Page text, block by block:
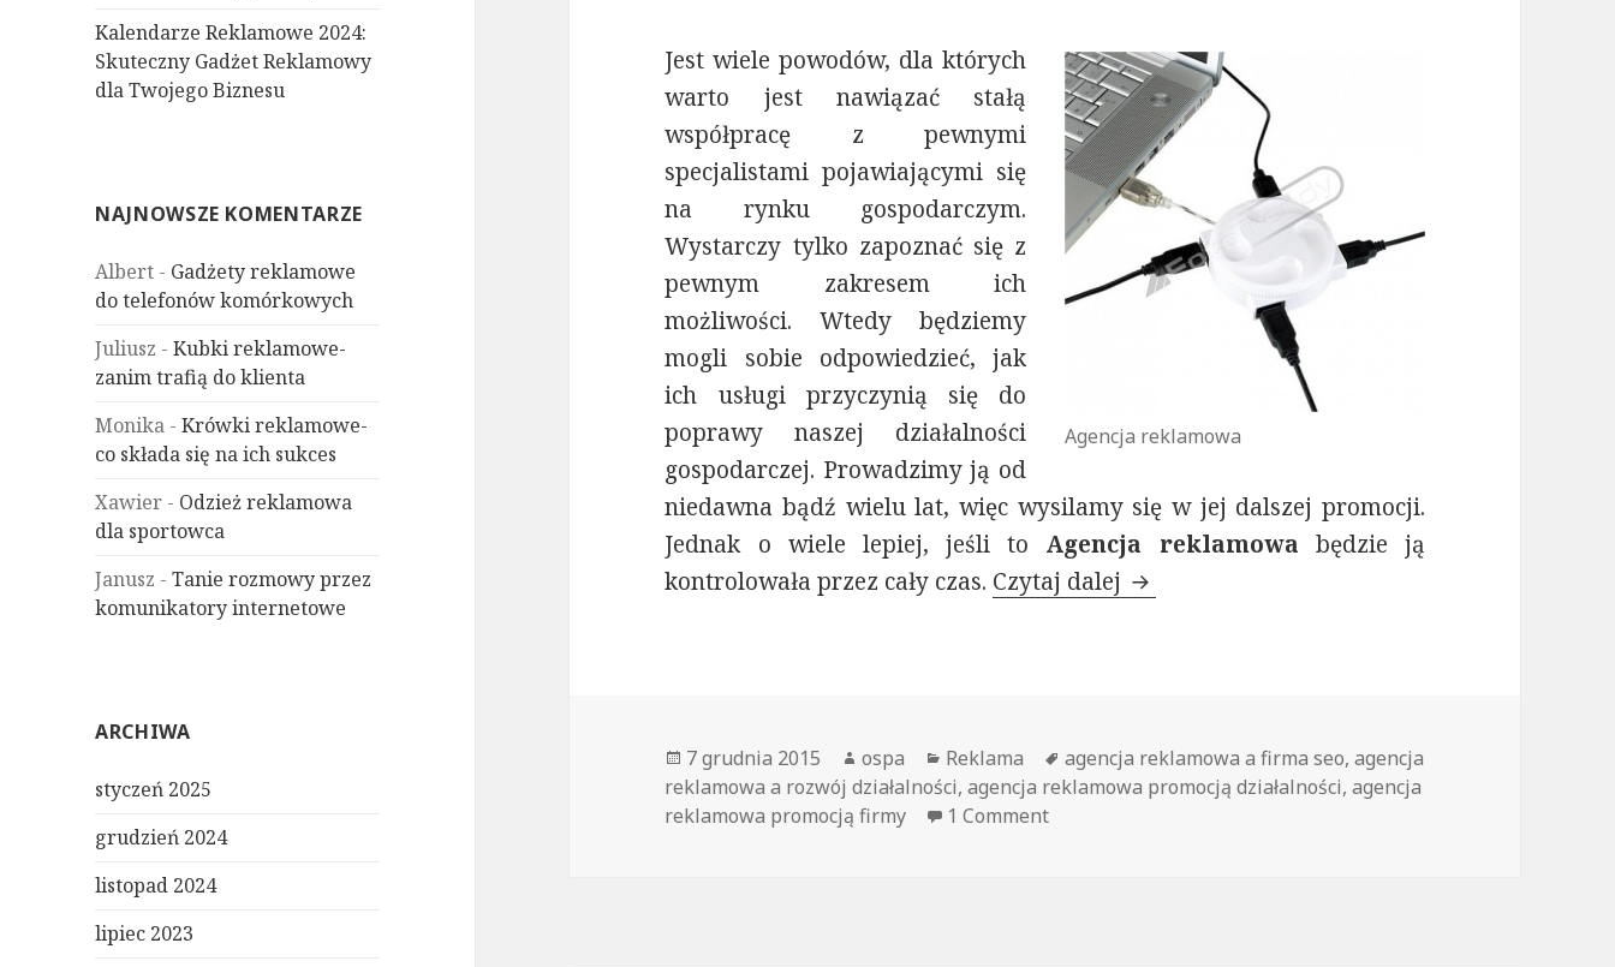
Kalendarze Reklamowe 2024:
Skuteczny Gadżet Reklamowy
dla Twojego Biznesu
NAJNOWSZE KOMENTARZE
Albert - Gadżety reklamowe
do telefonów komórkowych
Juliusz -Kubki reklamowe-
zanim trafią do klienta
Monika -Krówki reklamowe-
co składa się na ich sukces
Xawier - Odzież reklamowa
dla sportowca
Janusz -Tanie rozmowy przez
komunikatory internetowe
ARCHIWA
styczeń 2025
grudzień 2024
listopad 2024
lipiec 2023
Agencja reklamowa
Jest wiele powodów, dla których
warto jest nawiązać stałą
współpracę z pewnymi
specjalistami pojawiającymi się
na rynku gospodarczym.
Wystarczy tylko zapoznać się z
pewnym zakresem ich
możliwości. Wtedy będziemy
mogli sobie odpowiedzieć, jak
ich usługi przyczynią się do
poprawy naszej działalności
gospodarczej. Prowadzimy ją od
niedawna bądź wielu lat, więc wysilamy się w jej dalszej promocji.
Jednak o wiele lepiej, jeśli to Agencja reklamowa będzie ją
kontrolowała przez cały czas. Czytaj dalej Agencja reklamowa pracuje nad rozwojem
Opublikowano
7 grudnia 2015 Autor
ospa Kategorie
Reklama Tagi
agencja reklamowa a firma seo,agencja
reklamowa a rozwój działalności,agencja reklamowa promocją działalności,agencja
reklamowa promocją firmy
1 Comment